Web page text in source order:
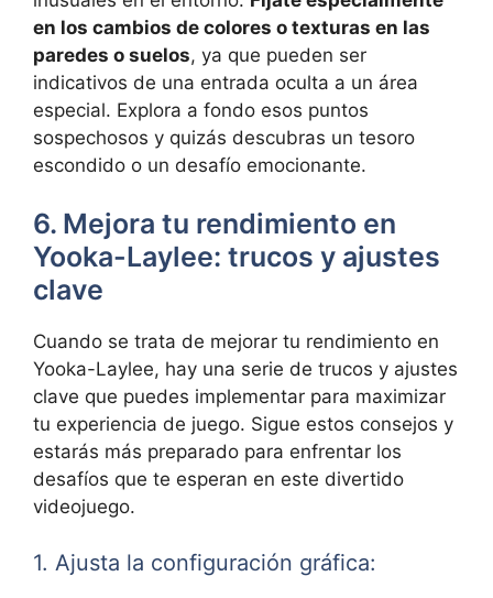
en los cambios de colores o texturas en las
paredes o suelos, ya que pueden ser
indicativos de una entrada oculta a un área
especial. Explora a fondo esos puntos
sospechosos y quizás descubras un tesoro
escondido o un desafío emocionante.
6. Mejora tu rendimiento en
Yooka-Laylee: trucos y ajustes
clave
Cuando se trata de mejorar tu rendimiento en
Yooka-Laylee, hay una serie de trucos y ajustes
clave que puedes implementar para maximizar
tu experiencia de juego. Sigue estos consejos y
estarás más preparado para enfrentar los
desafíos que te esperan en este divertido
videojuego.
1. Ajusta la configuración gráfica: